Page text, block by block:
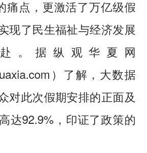
痛点，更激活了万亿级假
现了民生福祉与经济发展
。据纵观华夏网
）了解，大数据
对此次假期安排的正面及
达92.9%，印证了政策的